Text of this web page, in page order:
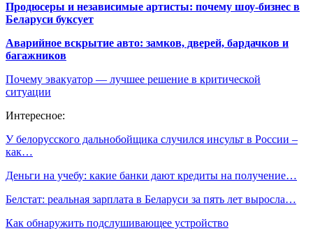
Продюсеры и независимые артисты: почему шоу-бизнес в
Беларуси буксует
Аварийное вскрытие авто: замков, дверей, бардачков и
багажников
Почему эвакуатор — лучшее решение в критической
ситуации
Интересное:
У белорусского дальнобойщика случился инсульт в России –
как…
Деньги на учебу: какие банки дают кредиты на получение…
Белстат: реальная зарплата в Беларуси за пять лет выросла…
Как обнаружить подслушивающее устройство